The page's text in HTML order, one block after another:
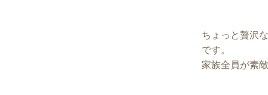
ちょっと贅沢
です。
家族全員が素